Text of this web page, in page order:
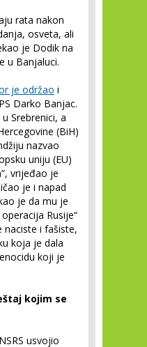
rata nakon
osveta, ali
je Dodik na
u Banjaluci.
je održao i
Darko Banjac.
Srebrenici, a
(BiH)
nazvao
uniju (EU)
vrijeđao je
je i napad
je da mu je
Rusije“
naciste i fašiste,
koja je dala
koji je
kojim se
usvojio